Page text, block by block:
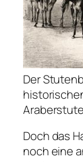
Der
Doch das
noch eine